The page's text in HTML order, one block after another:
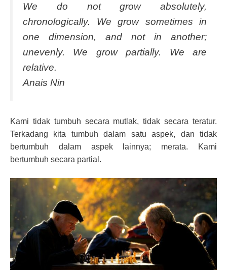
We do not grow absolutely,
chronologically. We grow sometimes in
one dimension, and not in another;
unevenly. We grow partially. We are
relative.
Anais Nin
Kami tidak tumbuh secara mutlak, tidak secara teratur.
Terkadang kita tumbuh dalam satu aspek, dan tidak
bertumbuh dalam aspek lainnya; merata. Kami
bertumbuh secara partial.